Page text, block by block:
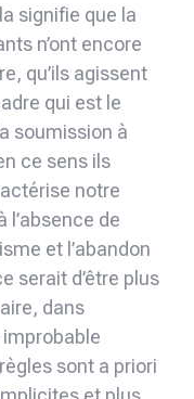
signifie que la
n’ont encore
qu’ils agissent
qui est le
soumission à
ce sens ils
notre
de
et l’abandon
serait d’être plus
dans
improbable
sont a priori